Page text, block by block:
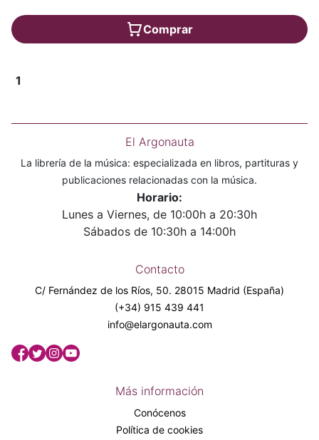
Comprar
1
El Argonauta
La librería de la música: especializada en libros, partituras y
publicaciones relacionadas con la música.
Horario:
Lunes a Viernes, de 10:00h a 20:30h
Sábados de 10:30h a 14:00h
Contacto
C/ Fernández de los Ríos, 50. 28015 Madrid (España)
(+34) 915 439 441
info@elargonauta.com
Más información
Conócenos
Política de cookies